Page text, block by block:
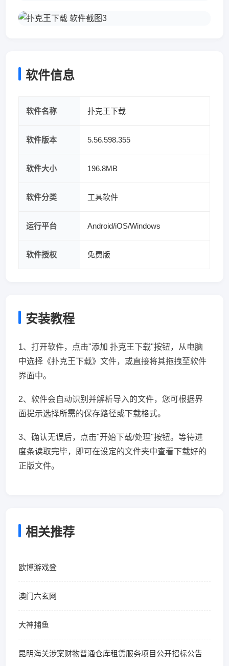
软件信息
软件名称 扑克王下载
软件版本 5.56.598.355
软件大小 196.8MB
软件分类 工具软件
运行平台 Android/iOS/Windows
软件授权 免费版
安装教程
1、打开软件，点击"添加 扑克王下载"按钮，从电脑
中选择《扑克王下载》文件，或直接将其拖拽至软件
界面中。
2、软件会自动识别并解析导入的文件，您可根据界
面提示选择所需的保存路径或下载格式。
3、确认无误后，点击"开始下载/处理"按钮。等待进
度条读取完毕，即可在设定的文件夹中查看下载好的
正版文件。
相关推荐
欧博游戏登
澳门六玄网
大神捕鱼
昆明海关涉案财物普通仓库租赁服务项目公开招标公告